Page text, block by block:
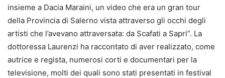
insieme a Dacia Maraini, un video che era un gran tour
della Provincia di Salerno vista attraverso gli occhi degli
artisti che l’avevano attraversata: da Scafati a Sapri”. La
dottoressa Laurenzi ha raccontato di aver realizzato, come
autrice e regista, numerosi corti e documentari per la
televisione, molti dei quali sono stati presentati in festival